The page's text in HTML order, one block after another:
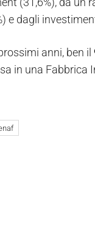
e dagli
anni, ben il
in una Fabbrica